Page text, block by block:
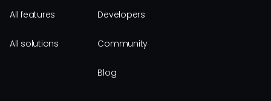
All features
All solutions
Developers
Community
Blog